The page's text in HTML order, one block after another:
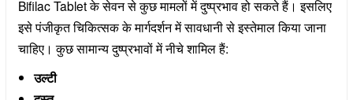
Bifilac Tablet के सेवन से कुछ मामलों में दुष्प्रभाव हो सकते हैं। इसलिए
इसे पंजीकृत चिकित्सक के मार्गदर्शन में सावधानी से इस्तेमाल किया जाना
चाहिए। कुछ सामान्य दुष्प्रभावों में नीचे शामिल हैं:
उल्टी